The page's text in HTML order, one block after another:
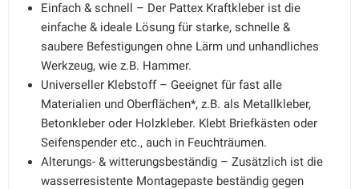
Einfach & schnell – Der Pattex Kraftkleber ist die
einfache & ideale Lösung für starke, schnelle &
saubere Befestigungen ohne Lärm und unhandliches
Werkzeug, wie z.B. Hammer.
Universeller Klebstoff – Geeignet für fast alle
Materialien und Oberflächen*, z.B. als Metallkleber,
Betonkleber oder Holzkleber. Klebt Briefkästen oder
Seifenspender etc., auch in Feuchträumen.
Alterungs- & witterungsbeständig – Zusätzlich ist die
wasserresistente Montagepaste beständig gegen